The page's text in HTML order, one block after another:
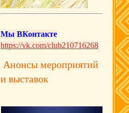
Мы ВКонтакте
https://vk.com/club210716268
Анонсы мероприятий
и выставок